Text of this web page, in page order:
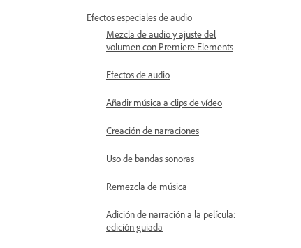
Efectos especiales de audio
Mezcla de audio y ajuste del
volumen con Premiere Elements
Efectos de audio
Añadir música a clips de vídeo
Creación de narraciones
Uso de bandas sonoras
Remezcla de música
Adición de narración a la película:
edición guiada